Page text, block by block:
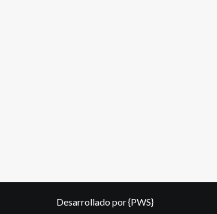
Desarrollado por{PWS}